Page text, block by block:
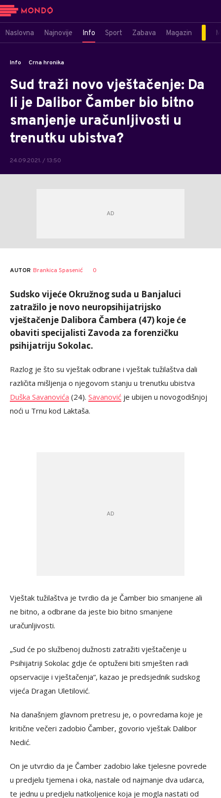
Naslovna Najnovije Info Sport Zabava Magazin
Info Crna hronika
Sud traži novo vještačenje: Da
li je Dalibor Čamber bio bitno
smanjenje uračunljivosti u
trenutku ubistva?
24.09.2021. / 13:50
AUTOR Brankica Spasenić 0
Sudsko vijeće Okružnog suda u Banjaluci
zatražilo je novo neuropsihijatrijsko
vještačenje Dalibora Čambera (47) koje će
obaviti specijalisti Zavoda za forenzičku
psihijatriju Sokolac.
Razlog je što su vještak odbrane i vještak tužilaštva dali
različita mišljenja o njegovom stanju u trenutku ubistva
Duška Savanovića (24). Savanović je ubijen u novogodišnjoj
noći u Trnu kod Laktaša.
Vještak tužilaštva je tvrdio da je Čamber bio smanjene ali
ne bitno, a odbrane da jeste bio bitno smanjene
uračunljivosti.
„Sud će po službenoj dužnosti zatražiti vještačenje u
Psihijatriji Sokolac gdje će optuženi biti smješten radi
opservacije i vještačenja“, kazao je predsjednik sudskog
vijeća Dragan Uletilović.
Na današnjem glavnom pretresu je, o povredama koje je
kritične večeri zadobio Čamber, govorio vještak Dalibor
Nedić.
On je utvrdio da je Čamber zadobio lake tjelesne povrede
u predjelu tjemena i oka, nastale od najmanje dva udarca,
te jednu u predjelu natkoljenice koja je mogla nastati od